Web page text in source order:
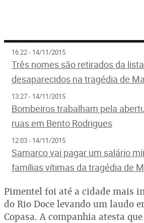
16:22 - 14/11/2015
Três nomes são retirados da
desaparecidos na tragédia de
13:27 - 14/11/2015
Bombeiros trabalham pela
ruas em Bento Rodrigues
12:03 - 14/11/2015
Samarco vai pagar um salário
famílias vítimas da tragédia de
Pimentel foi até a cidade mais
do Rio Doce levando um laudo
Copasa. A companhia atesta